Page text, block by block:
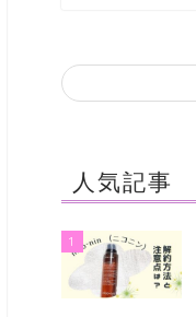
人気記事
1